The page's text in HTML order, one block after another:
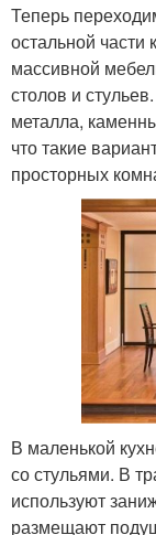
Теперь
остальной части
массивной
столов и
металла,
что такие
просторных
В маленькой
со стульями. В
используют
размещают